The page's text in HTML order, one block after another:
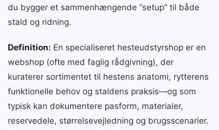
du bygger et sammenhængende “setup” til både
stald og ridning.
Definition: En specialiseret hesteudstyrshop er en
webshop (ofte med faglig rådgivning), der
kuraterer sortimentet til hestens anatomi, rytterens
funktionelle behov og staldens praksis—og som
typisk kan dokumentere pasform, materialer,
reservedele, størrelsevejledning og brugsscenarier.